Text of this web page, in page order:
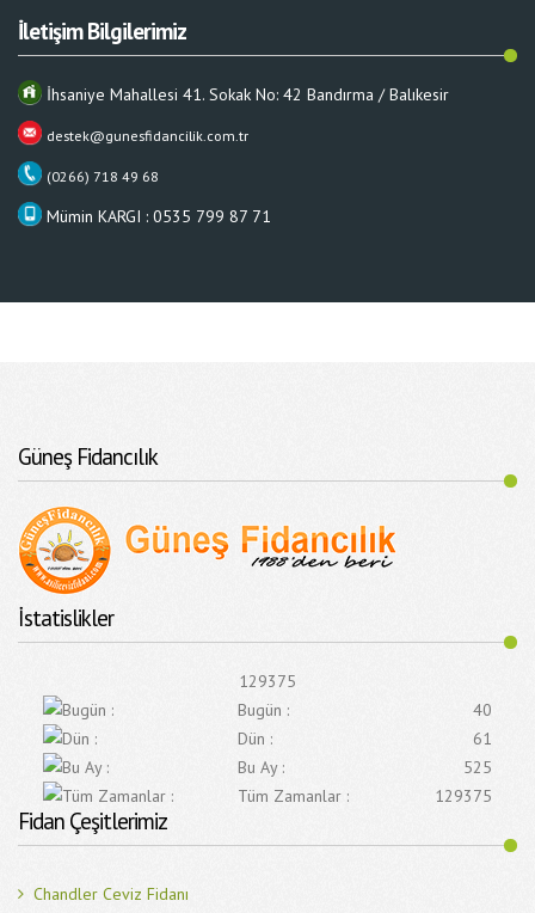
İletişim Bilgilerimiz
İhsaniye Mahallesi 41. Sokak No: 42 Bandırma / Balıkesir
destek@gunesfidancilik.com.tr
(0266) 718 49 68
Mümin KARGI : 0535 799 87 71
Güneş Fidancılık
İstatislikler
129375
Bugün :
40
Dün :
61
Bu Ay :
525
Tüm Zamanlar :
129375
Fidan Çeşitlerimiz
Chandler Ceviz Fidanı